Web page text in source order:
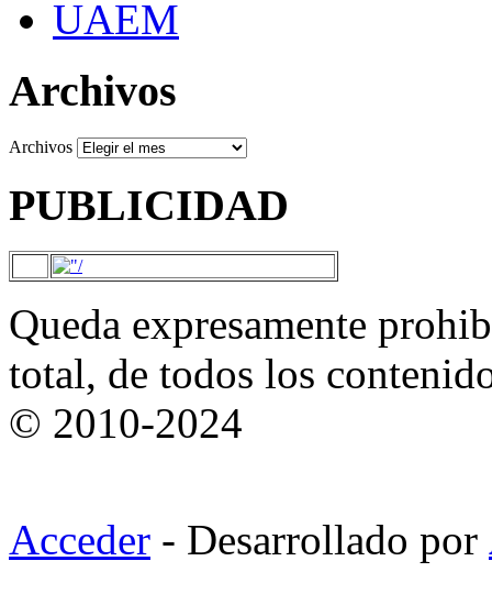
UAEM
Archivos
Archivos
PUBLICIDAD
Queda expresamente
total, de todos los
© 2010-2024
Acceder - Desarrollado por